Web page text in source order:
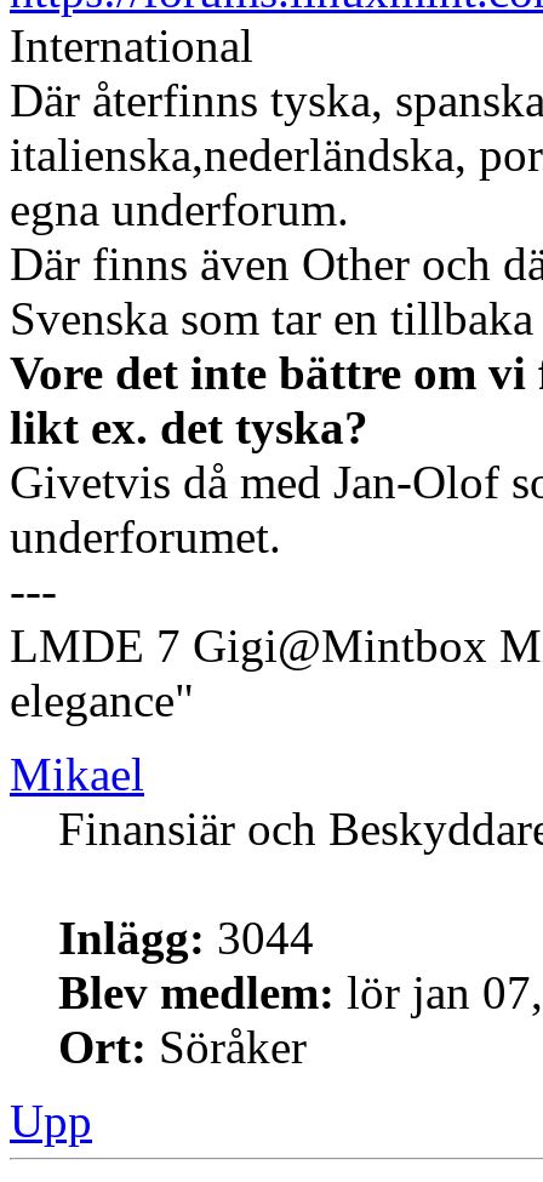
International
Där återfinns tyska,
italienska,nederländska,
egna underforum.
Där finns även Other och
Svenska som tar en
Vore det inte bättre om
likt ex. det tyska?
Givetvis då med Jan-Olof
underforumet.
---
LMDE 7 Gigi@Mintbox
elegance"
Mikael
Finansiär och
Inlägg: 3044
Blev medlem: lör jan
Ort: Söråker
Upp